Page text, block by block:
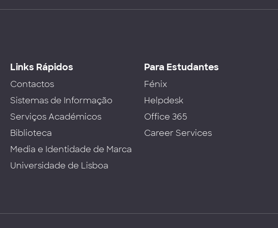
Links Rápidos
Contactos
Sistemas de Informação
Serviços Académicos
Biblioteca
Media e Identidade de Marca
Universidade de Lisboa
Para Estudantes
Fénix
Helpdesk
Office 365
Career Services